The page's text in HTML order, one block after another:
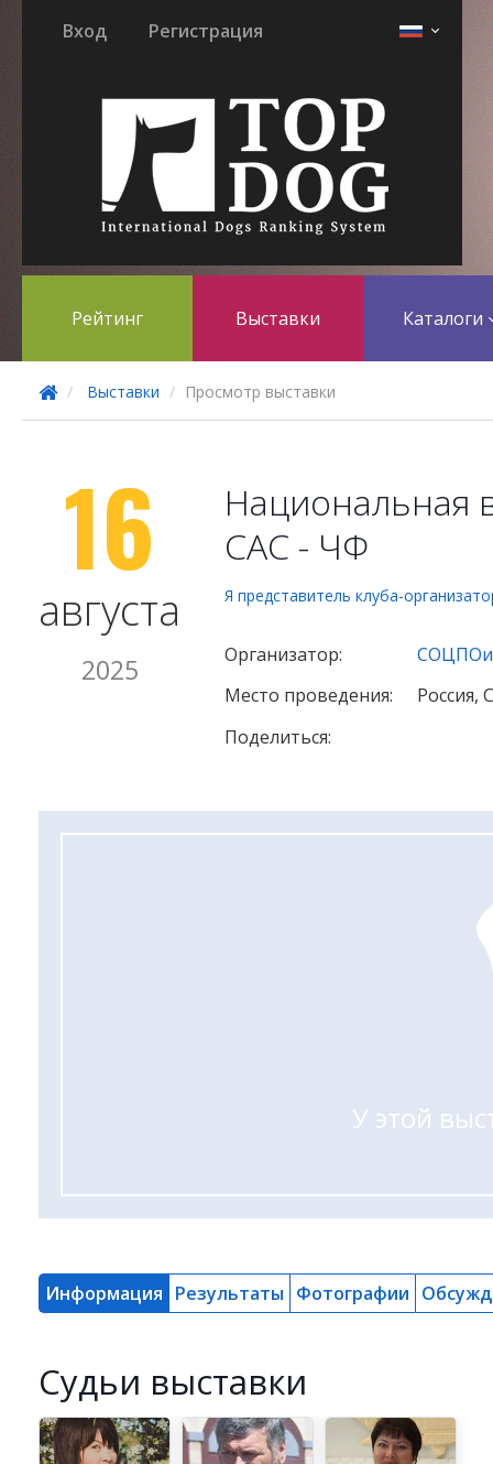
Вход Регистрация
Рейтинг Выставки Каталоги
Выставки Просмотр выставки
16
августа
2025
Национальная
САС - ЧФ
Я представитель клуба-
Организатор:
Место проведения:
Поделиться:
У этой
Информация Результаты Фотографии
Cудьи выставки